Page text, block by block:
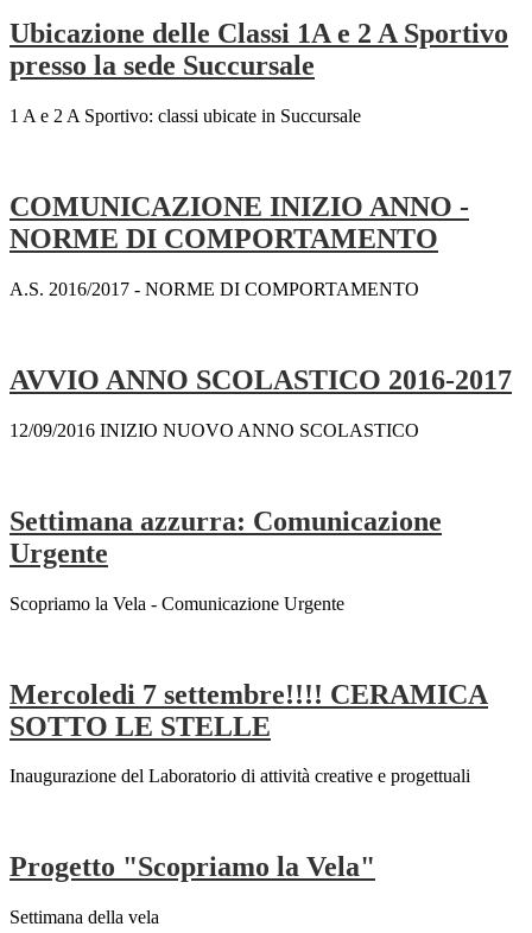
Ubicazione delle Classi 1A e 2 A Sportivo
presso la sede Succursale
1 A e 2 A Sportivo: classi ubicate in Succursale
COMUNICAZIONE INIZIO ANNO -
NORME DI COMPORTAMENTO
A.S. 2016/2017 - NORME DI COMPORTAMENTO
AVVIO ANNO SCOLASTICO 2016-2017
12/09/2016 INIZIO NUOVO ANNO SCOLASTICO
Settimana azzurra: Comunicazione
Urgente
Scopriamo la Vela - Comunicazione Urgente
Mercoledi 7 settembre!!!! CERAMICA
SOTTO LE STELLE
Inaugurazione del Laboratorio di attività creative e progettuali
Progetto "Scopriamo la Vela"
Settimana della vela